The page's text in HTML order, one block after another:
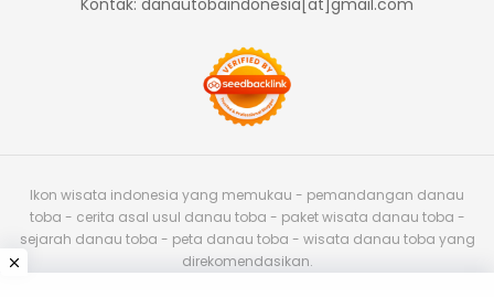
Ikon wisata indonesia yang memukau - pemandangan danau
toba - cerita asal usul danau toba - paket wisata danau toba -
sejarah danau toba - peta danau toba - wisata danau toba yang
direkomendasikan.